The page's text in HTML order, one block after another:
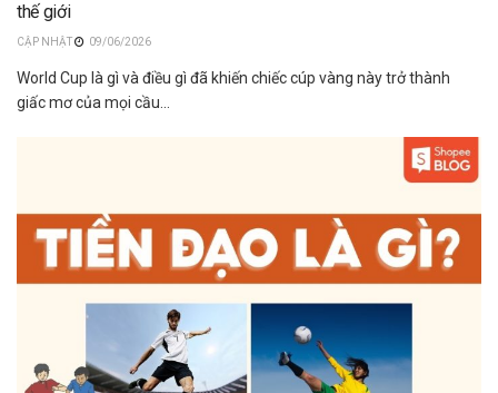
thế giới
09/06/2026
World Cup là gì và điều gì đã khiến chiếc cúp vàng này trở thành
giấc mơ của mọi cầu...